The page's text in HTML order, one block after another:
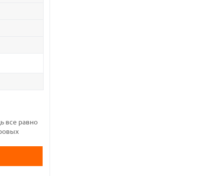
все равно